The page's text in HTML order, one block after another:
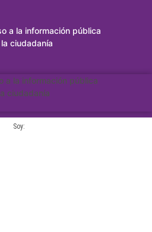
a la información pública
ciudadanía
a la información pública
ciudadanía
Soy: